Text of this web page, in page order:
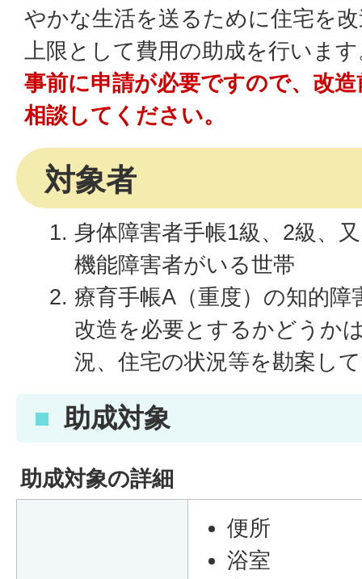
やかな生活を送るために住宅を
上限として費用の助成を行いま
事前に申請が必要ですので、改
相談してください。
対象者
身体障害者手帳1級、2級、
機能障害者がいる世帯
療育手帳A（重度）の知的
改造を必要とするかどうか
況、住宅の状況等を勘案し
助成対象
助成対象の詳細
便所
浴室